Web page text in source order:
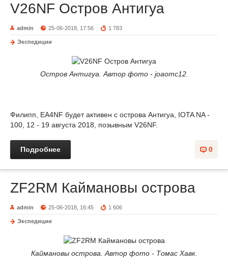
V26NF Остров Антигуа
admin 25-06-2018, 17:56 1 783
Экспедиции
Остров Антигуа. Автор фото - joaomc12.
Филипп, EA4NF будет активен с острова Антигуа, IOTA NA -
100, 12 - 19 августа 2018, позывным V26NF.
0
Подробнее
ZF2RM Каймановы острова
admin 25-06-2018, 16:45 1 606
Экспедиции
Каймановы острова. Автор фото - Томас Хавк.